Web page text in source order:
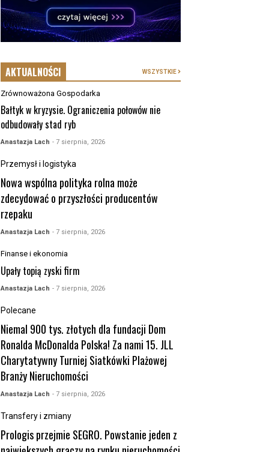
AKTUALNOŚCI WSZYSTKIE
Zrównoważona Gospodarka
Bałtyk w kryzysie. Ograniczenia połowów nie
odbudowały stad ryb
Anastazja Lach - 7 sierpnia, 2026
Przemysł i logistyka
Nowa wspólna polityka rolna może
zdecydować o przyszłości producentów
rzepaku
Anastazja Lach - 7 sierpnia, 2026
Finanse i ekonomia
Upały topią zyski firm
Anastazja Lach - 7 sierpnia, 2026
Polecane
Niemal 900 tys. złotych dla fundacji Dom
Ronalda McDonalda Polska! Za nami 15. JLL
Charytatywny Turniej Siatkówki Plażowej
Branży Nieruchomości
Anastazja Lach - 7 sierpnia, 2026
Transfery i zmiany
Prologis przejmie SEGRO. Powstanie jeden z